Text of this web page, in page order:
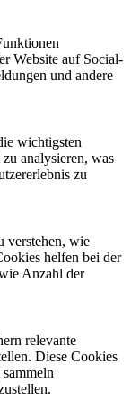
Website auf Social-
und andere
wichtigsten
analysieren, was
zu
verstehen, wie
helfen bei der
Anzahl der
relevante
Diese Cookies